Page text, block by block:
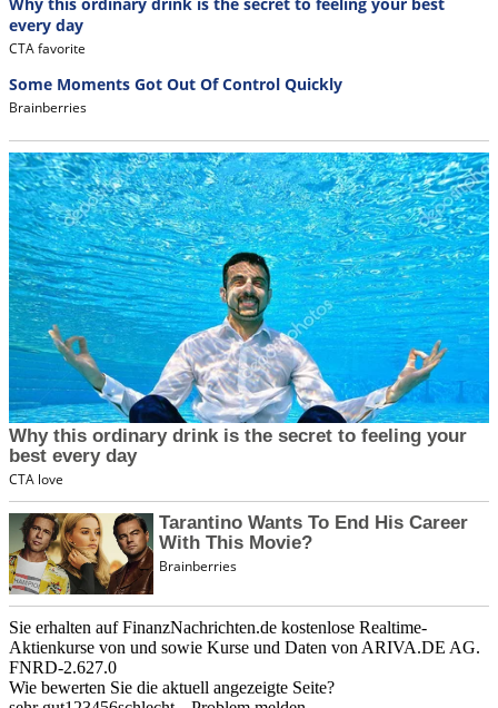
Sie erhalten auf FinanzNachrichten.de kostenlose Realtime-
Aktienkurse von und sowie Kurse und Daten von ARIVA.DE AG.
FNRD-2.627.0
Wie bewerten Sie die aktuell angezeigte Seite?